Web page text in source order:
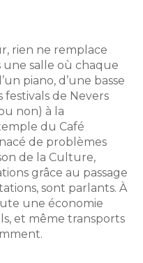
rien ne remplace
une salle où chaque
piano, d’une basse
festivals de Nevers
non) à la
du Café
de problèmes
de la Culture,
grâce au passage
sont parlants. À
une économie
et même transports